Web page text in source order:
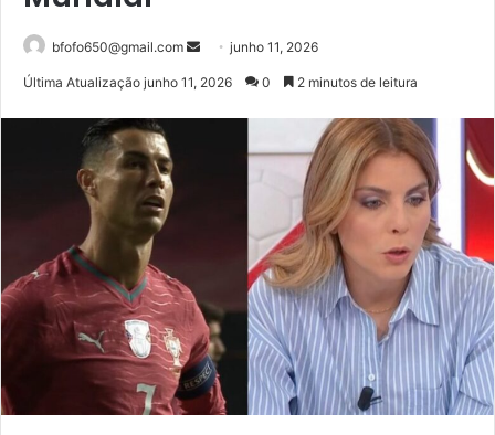
bfofo650@gmail.com
Mandejunho 11, 2026
Última Atualização junho 11, 2026 0 2 minutos de leitura